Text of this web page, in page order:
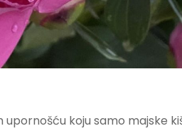
koju samo majske